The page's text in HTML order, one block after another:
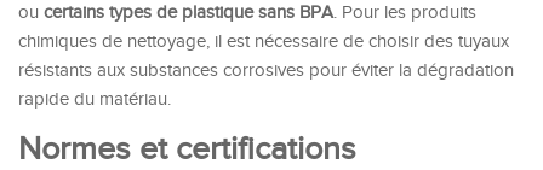
ou certains types de plastique sans BPA. Pour les produits
chimiques de nettoyage, il est nécessaire de choisir des tuyaux
résistants aux substances corrosives pour éviter la dégradation
rapide du matériau.
Normes et certifications